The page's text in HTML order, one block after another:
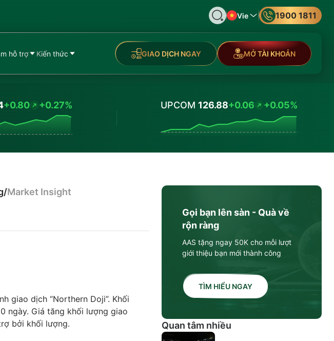
Vie 1900 1811
hỗ trợ Kiến thức GIAO DỊCH NGAY MỞ TÀI KHOẢN
+0.80 +0.27% UPCOM 126.88+0.06 +0.05%
/Market Insight
giao dịch “Northern Doji”. Khối
ngày. Giá tăng khối lượng giao
bởi khối lượng.
Gọi bạn lên sàn - Quà về
rộn ràng
AAS tặng ngay 50K cho mỗi lượt
giới thiệu bạn mới thành công
TÌM HIỂU NGAY
Quan tâm nhiều